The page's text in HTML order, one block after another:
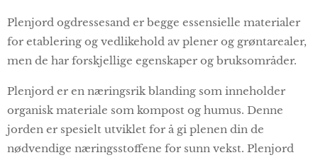
Plenjord ogdressesand er begge essensielle materialer
for etablering og vedlikehold av plener og grøntarealer,
men de har forskjellige egenskaper og bruksområder.
Plenjord er en næringsrik blanding som inneholder
organisk materiale som kompost og humus. Denne
jorden er spesielt utviklet for å gi plenen din de
nødvendige næringsstoffene for sunn vekst. Plenjord